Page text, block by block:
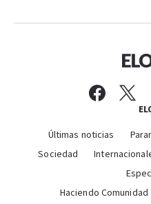
Últimas noticias
Sociedad
Haciendo Comunidad